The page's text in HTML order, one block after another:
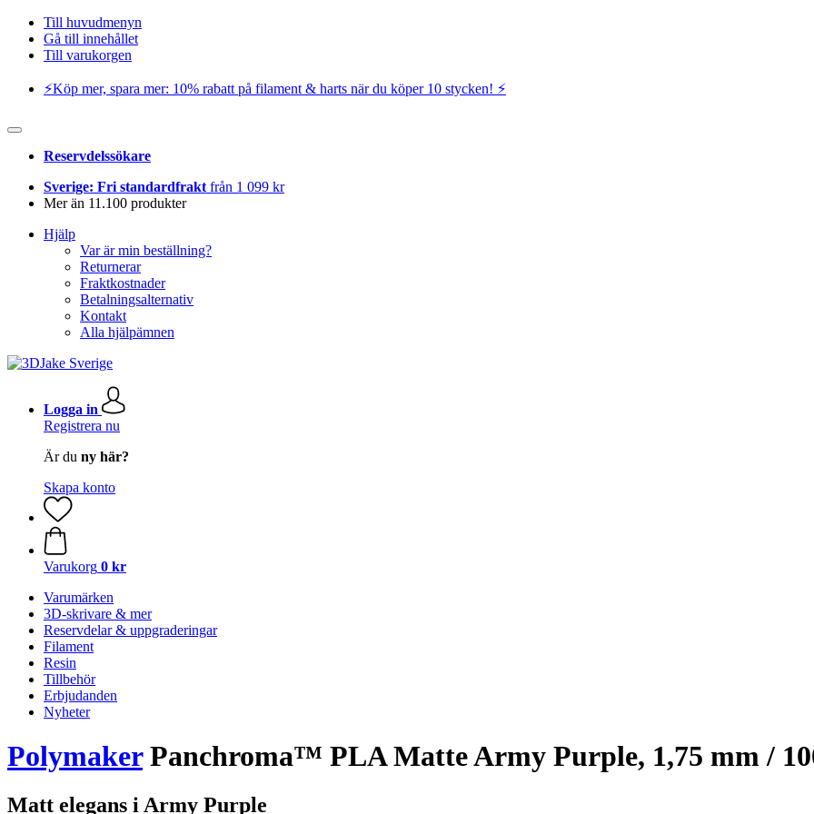
Till huvudmenyn
Gå till innehållet
Till varukorgen
⚡️Köp mer, spara mer: 10% rabatt på filament & harts när du köper 10 stycken! ⚡️
Reservdelssökare
Sverige: Fri standardfrakt från 1 099 kr
Mer än 11.100 produkter
Hjälp
Var är min beställning?
Returnerar
Fraktkostnader
Betalningsalternativ
Kontakt
Alla hjälpämnen
Logga in
Registrera nu
Är du ny här?
Skapa konto
Varukorg 0 kr
Varumärken
3D-skrivare & mer
Reservdelar & uppgraderingar
Filament
Resin
Tillbehör
Erbjudanden
Nyheter
PolymakerPanchroma™ PLA Matte Army Purple, 1,75 mm /
Matt elegans i Army Purple